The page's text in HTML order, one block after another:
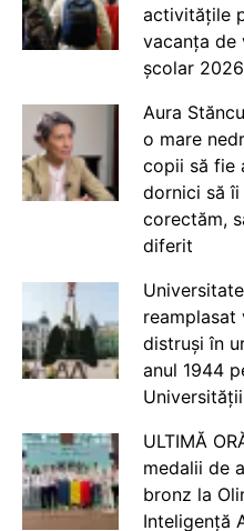
activitățile
vacanța de
școlar
Aura
o mare
copii să fie
dornici să îi
corectăm,
diferit
distruși în
anul 1944
Universității
ULTIMĂ
medalii de
bronz la
Inteligență